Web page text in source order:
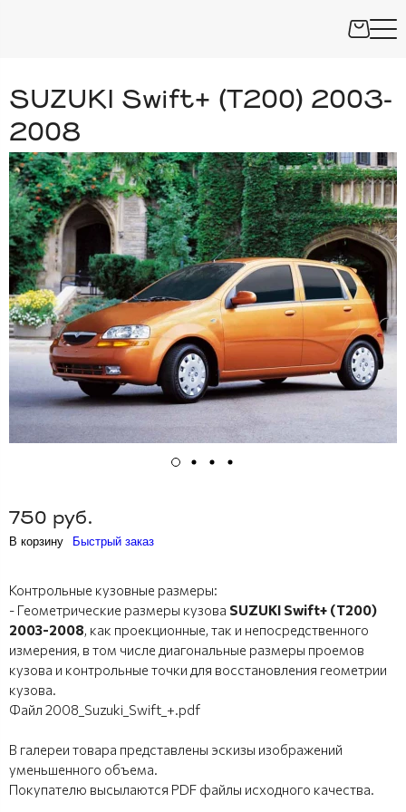
SUZUKI Swift+ (T200) 2003-
2008
750 руб.
В корзину Быстрый заказ
Контрольные кузовные размеры:
- Геометрические размеры кузова SUZUKI Swift+ (T200)
2003-2008, как проекционные, так и непосредственного
измерения, в том числе диагональные размеры проемов
кузова и контрольные точки для восстановления геометрии
кузова.
Файл 2008_Suzuki_Swift_+.pdf
В галереи товара представлены эскизы изображений
уменьшенного объема.
Покупателю высылаются PDF файлы исходного качества.